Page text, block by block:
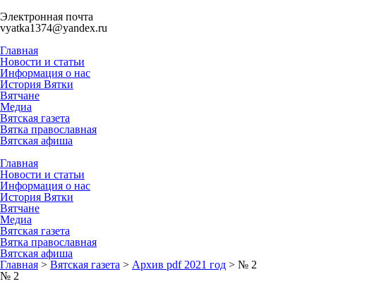
Электронная почта
vyatka1374@yandex.ru
Главная
Новости и статьи
Информация о нас
История Вятки
Вятчане
Медиа
Вятская газета
Вятка православная
Вятская афиша
Главная
Новости и статьи
Информация о нас
История Вятки
Вятчане
Медиа
Вятская газета
Вятка православная
Вятская афиша
Главная > Вятская газета > Архив pdf 2021 год > № 2
№ 2